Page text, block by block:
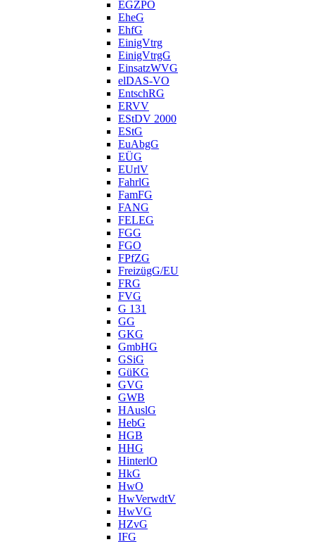
EGZPO
EheG
EhfG
EinigVtrg
EinigVtrgG
EinsatzWVG
elDAS-VO
EntschRG
ERVV
EStDV 2000
EStG
EuAbgG
EÜG
EUrlV
FahrlG
FamFG
FANG
FELEG
FGG
FGO
FPfZG
FreizügG/EU
FRG
FVG
G 131
GG
GKG
GmbHG
GSiG
GüKG
GVG
GWB
HAuslG
HebG
HGB
HHG
HinterlO
HkG
HwO
HwVerwdtV
HwVG
HZvG
IFG